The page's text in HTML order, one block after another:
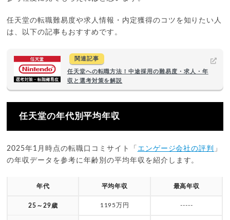
任天堂の転職難易度や求人情報・内定獲得のコツを知りたい人
は、以下の記事もおすすめです。
関連記事
任天堂への転職方法！中途採用の難易度・求人・年
収と選考対策を解説
任天堂の年代別平均年収
2025年1月時点の転職口コミサイト「 エンゲージ会社の評判
」
の年収データを参考に年齢別の平均年収を紹介します。
年代 平均年収 最高年収
25～29歳 1195万円 -----